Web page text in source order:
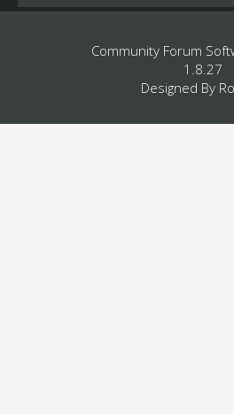
Community Forum
1.8.27
Designed By